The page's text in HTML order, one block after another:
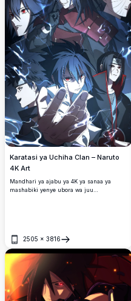
Karatasi ya Uchiha Clan – Naruto
4K Art
Mandhari ya ajabu ya 4K ya sanaa ya
mashabiki yenye ubora wa juu
2505 × 3816
Fungua